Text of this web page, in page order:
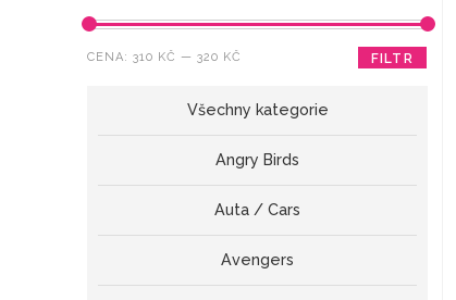
Minimální
Maximální
FILTR
CENA:310 KČ —320 KČ
Všechny kategorie
Angry Birds
Auta / Cars
Avengers